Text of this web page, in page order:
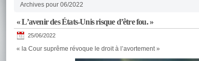
Archives pour 06/2022
« L’avenir des États-Unis risque d’être fou. »
25/06/2022
« la Cour suprême révoque le droit à l’avortement »